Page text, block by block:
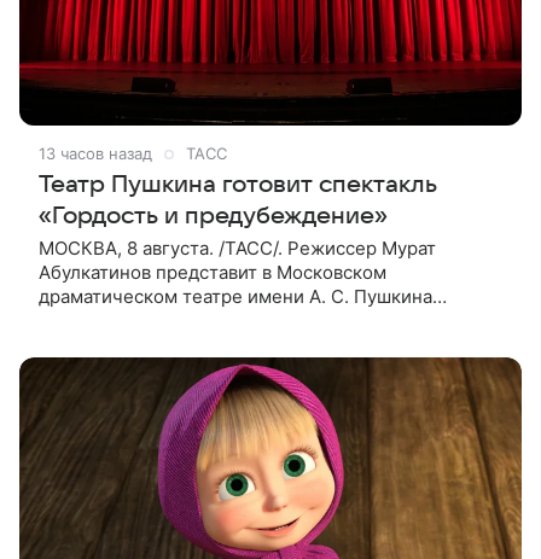
13 часов назад ТАСС
Театр Пушкина готовит спектакль
«Гордость и предубеждение»
МОСКВА, 8 августа. /ТАСС/. Режиссер Мурат
Абулкатинов представит в Московском
драматическом театре имени А. С. Пушкина